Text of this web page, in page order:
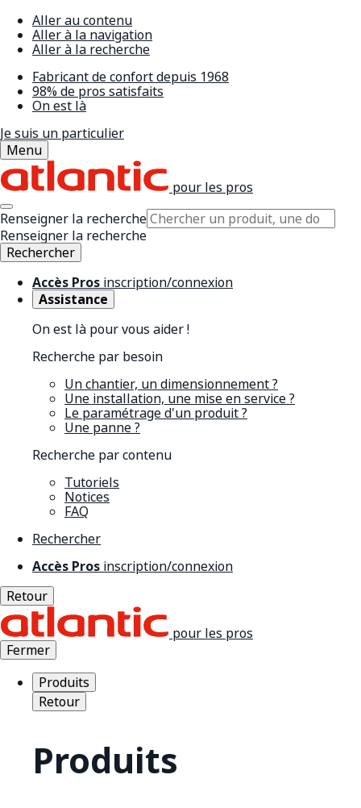
Aller au contenu
Aller à la navigation
Aller à la recherche
Fabricant de confort depuis 1968
98% de pros satisfaits
On est là
Je suis un particulier
Menu
pour les pros
Renseigner la recherche
Renseigner la recherche
Rechercher
Accès Pros inscription/connexion
Assistance
On est là pour vous aider !
Recherche par besoin
Un chantier, un dimensionnement ?
Une installation, une mise en service ?
Le paramétrage d'un produit ?
Une panne ?
Recherche par contenu
Tutoriels
Notices
FAQ
Rechercher
Accès Pros inscription/connexion
Retour
pour les pros
Fermer
Produits
Retour
Produits